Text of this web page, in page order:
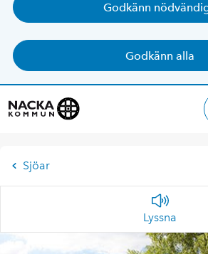
Godkänn
Godkänn alla
Sjöar
Lyssna